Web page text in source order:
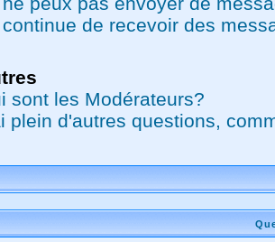
de recevoir des
sont les Modérateurs?
plein d'autres questions,